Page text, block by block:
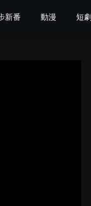
新番 動漫 短劇